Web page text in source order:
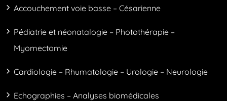
Accouchement voie basse – Césarienne
Pédiatrie et néonatalogie – Photothérapie –
Myomectomie
Cardiologie – Rhumatologie – Urologie – Neurologie
Echographies – Analyses biomédicales